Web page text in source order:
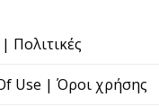
Πολιτικές
Use | Όροι χρήσης